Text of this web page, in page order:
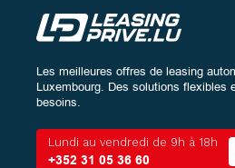
Les meilleures offres de leasing
Luxembourg. Des solutions flexibles
besoins.
Lundi au vendredi de 9h à 18h
+352 31 05 36 60